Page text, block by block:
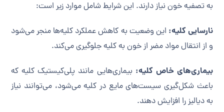
به تصفیه خون نیاز دارند. این شرایط شامل موارد زیر است:
نارسایی کلیه: این وضعیت به کاهش عملکرد کلیه‌ها منجر می‌شود
و از انتقال مواد مضر از خون به کلیه جلوگیری می‌کند.
بیماری‌های خاص کلیه: بیماری‌هایی مانند پلی‌کیستیک کلیه که
باعث شکل‌گیری سیست‌های مایع در کلیه می‌شود، می‌توانند نیاز
به دیالیز را افزایش دهند.